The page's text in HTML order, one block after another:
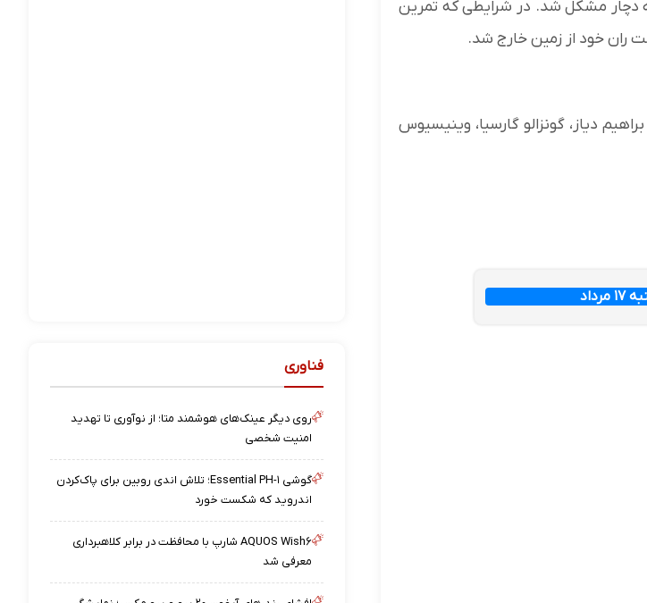
دچار مشکل شد. در شرایطی که تمرین
ران خود از زمین خارج شد.
براهیم دیاز، گونزالو گارسیا، وینیسیوس
فناوری
روی دیگر عینک‌های هوشمند متا؛ از نوآوری تا تهدید
امنیت شخصی
گوشی Essential PH-۱؛ تلاش اندی روبین برای پاک‌کردن
اندروید که شکست خورد
AQUOS Wish۶ شارپ با محافظت در برابر کلاهبرداری
معرفی شد